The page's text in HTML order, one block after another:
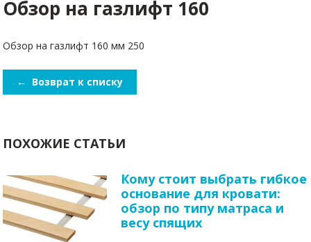
Обзор на газлифт 160
Обзор на газлифт 160 мм 250
← Возврат к списку
ПОХОЖИЕ СТАТЬИ
Кому стоит выбрать гибкое
основание для кровати:
обзор по типу матраса и
весу спящих